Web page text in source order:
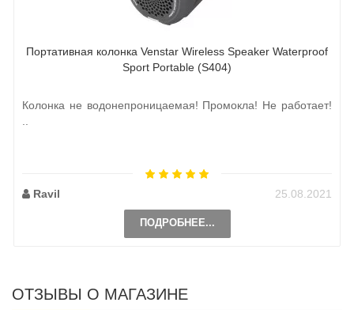
Портативная колонка Venstar Wireless Speaker Waterproof
Sport Portable (S404)
Колонка не водонепроницаемая! Промокла! Не работает!
..
Ravil 25.08.2021
ПОДРОБНЕЕ...
ОТЗЫВЫ О МАГАЗИНЕ